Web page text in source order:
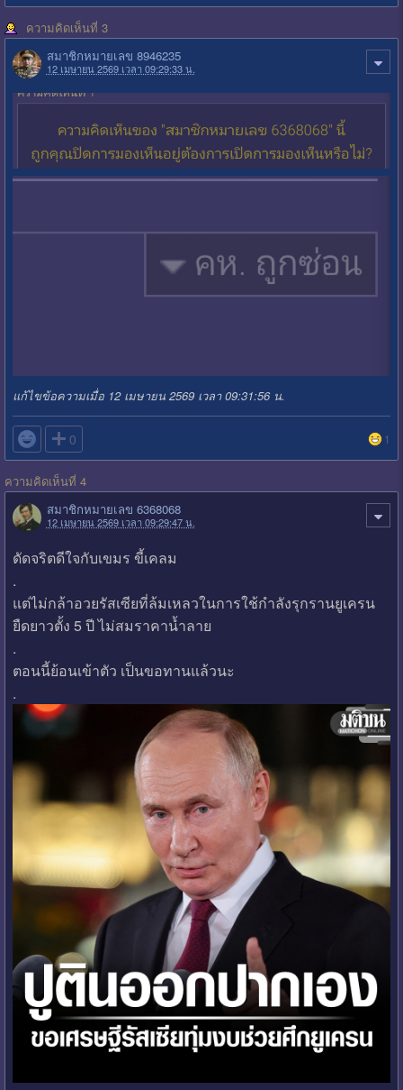
ความคิดเห็นที่ 3
สมาชิกหมายเลข 8946235
12 เมษายน 2569 เวลา 09:29:33 น.
แก้ไขข้อความเมื่อ 12 เมษายน 2569 เวลา 09:31:56 น.
 0 1
ความคิดเห็นที่ 4
สมาชิกหมายเลข 6368068
12 เมษายน 2569 เวลา 09:29:47 น.
ดัดจริตดีใจกับเขมร ขี้เคลม
.
แต่ไม่กล้าอวยรัสเซียที่ล้มเหลวในการใช้กำลังรุกรานยูเครน
ยืดยาวตั้ง 5 ปี ไม่สมราคาน้ำลาย
.
ตอนนี้ย้อนเข้าตัว เป็นขอทานแล้วนะ
.